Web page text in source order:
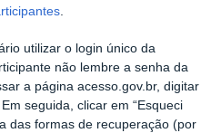
utilizar o login único da
não lembre a senha da
a página acesso.gov.br, digitar
seguida, clicar em “Esqueci
das formas de recuperação (por